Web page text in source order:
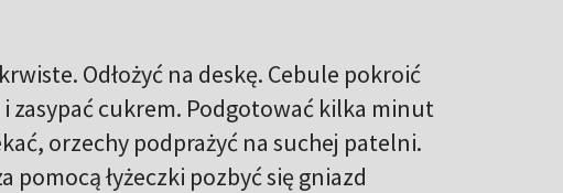
Odłożyć na deskę. Cebule pokroić
zasypać cukrem. Podgotować kilka minut
orzechy podprażyć na suchej patelni.
pomocą łyżeczki pozbyć się gniazd